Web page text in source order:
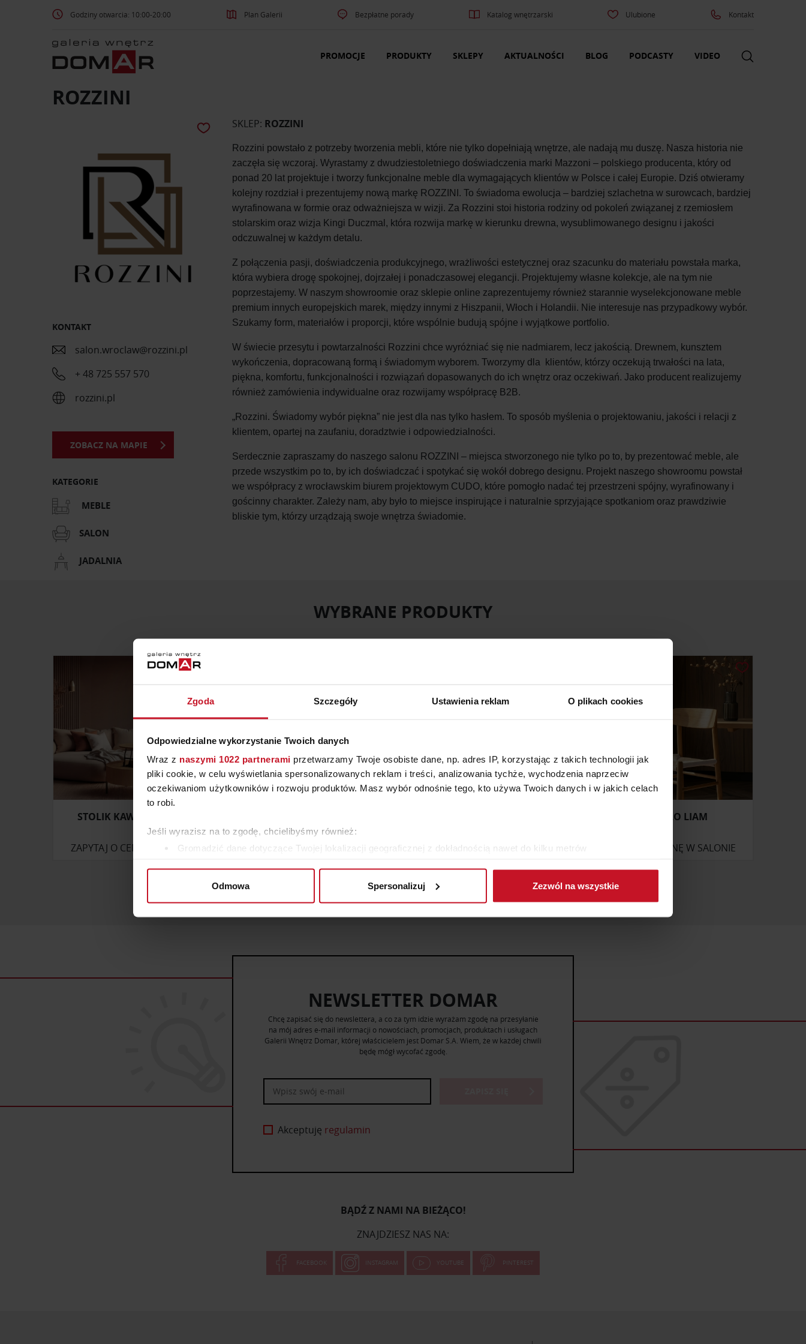
Zgoda Szczegóły Ustawienia reklam O plikach cookies
Odpowiedzialne wykorzystanie Twoich danych
Wraz z naszymi 1022 partnerami przetwarzamy Twoje osobiste dane, np. adres IP, korzystając z takich technologii jak
pliki cookie, w celu wyświetlania spersonalizowanych reklam i treści, analizowania tychże, wychodzenia naprzeciw
oczekiwaniom użytkowników i rozwoju produktów. Masz wybór odnośnie tego, kto używa Twoich danych i w jakich celach
to robi.
Jeśli wyrazisz na to zgodę, chcielibyśmy również:
Gromadzić dane dotyczące Twojej lokalizacji geograficznej z dokładnością nawet do kilku metrów
Dowiedz się więcej odnośnie tego, jak Twoje osobiste dane są przetwarzane oraz ustaw własne preferencje w
uzyskanymi podczas korzystania z ich usług.
Odmowa Spersonalizuj Zezwól na wszystkie
Godziny otwarcia: 10:00-20:00 Plan Galerii Bezpłatne porady Katalog wnętrzarski Ulubione Kontakt
PROMOCJE PRODUKTY SKLEPY AKTUALNOŚCI BLOG PODCASTY VIDEO
ROZZINI
KONTAKT
salon.wroclaw@rozzini.pl
+ 48 725 557 570
rozzini.pl
ZOBACZ NA MAPIE
KATEGORIE
MEBLE
SALON
JADALNIA
SKLEP: ROZZINI
Rozzini powstało z potrzeby tworzenia mebli, które nie tylko dopełniają wnętrze, ale nadają mu duszę. Nasza historia nie
zaczęła się wczoraj. Wyrastamy z dwudziestoletniego doświadczenia marki Mazzoni – polskiego producenta, który od
ponad 20 lat projektuje i tworzy funkcjonalne meble dla wymagających klientów w Polsce i całej Europie. Dziś otwieramy
kolejny rozdział i prezentujemy nową markę ROZZINI. To świadoma ewolucja – bardziej szlachetna w surowcach, bardziej
wyrafinowana w formie oraz odważniejsza w wizji. Za Rozzini stoi historia rodziny od pokoleń związanej z rzemiosłem
stolarskim oraz wizja Kingi Duczmal, która rozwija markę w kierunku drewna, wysublimowanego designu i jakości
odczuwalnej w każdym detalu.
Z połączenia pasji, doświadczenia produkcyjnego, wrażliwości estetycznej oraz szacunku do materiału powstała marka,
która wybiera drogę spokojnej, dojrzałej i ponadczasowej elegancji. Projektujemy własne kolekcje, ale na tym nie
poprzestajemy. W naszym showroomie oraz sklepie online zaprezentujemy również starannie wyselekcjonowane meble
premium innych europejskich marek, między innymi z Hiszpanii, Włoch i Holandii. Nie interesuje nas przypadkowy wybór.
Szukamy form, materiałów i proporcji, które wspólnie budują spójne i wyjątkowe portfolio.
W świecie przesytu i powtarzalności Rozzini chce wyróżniać się nie nadmiarem, lecz jakością. Drewnem, kunsztem
wykończenia, dopracowaną formą i świadomym wyborem. Tworzymy dla klientów, którzy oczekują trwałości na lata,
piękna, komfortu, funkcjonalności i rozwiązań dopasowanych do ich wnętrz oraz oczekiwań. Jako producent realizujemy
również zamówienia indywidualne oraz rozwijamy współpracę B2B.
„Rozzini. Świadomy wybór piękna” nie jest dla nas tylko hasłem. To sposób myślenia o projektowaniu, jakości i relacji z
klientem, opartej na zaufaniu, doradztwie i odpowiedzialności.
Serdecznie zapraszamy do naszego salonu ROZZINI – miejsca stworzonego nie tylko po to, by prezentować meble, ale
przede wszystkim po to, by ich doświadczać i spotykać się wokół dobrego designu. Projekt naszego showroomu powstał
we współpracy z wrocławskim biurem projektowym CUDO, które pomogło nadać tej przestrzeni spójny, wyrafinowany i
gościnny charakter. Zależy nam, aby było to miejsce inspirujące i naturalnie sprzyjające spotkaniom oraz prawdziwie
bliskie tym, którzy urządzają swoje wnętrza świadomie.
WYBRANE PRODUKTY
STOLIK KAWOWY FRIDA
ZAPYTAJ O CENĘ W SALONIE ZAPYTAJ O CENĘ W SALONIE ZAPYTAJ O CENĘ W SALONIE
KRZESŁO LIAM
ZAPYTAJ O CENĘ W SALONIE
ZOBACZ WSZYSTKIE PRODUKTY
NEWSLETTER DOMAR
Chcę zapisać się do newslettera, a co za tym idzie wyrażam zgodę na przesyłanie
na mój adres e-mail informacji o nowościach, promocjach, produktach i usługach
Galerii Wnętrz Domar, której właścicielem jest Domar S.A. Wiem, że w każdej chwili
będę mógł wycofać zgodę.
Akceptuję regulamin
BĄDŹ Z NAMI NA BIEŻĄCO!
ZNAJDZIESZ NAS NA:
FACEBOOK INSTAGRAM YOUTUBE PINTEREST